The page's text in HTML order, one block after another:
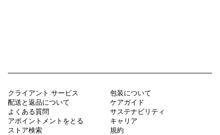
クライアント サービス
配送と返品について
よくある質問
アポイントメントをとる
ストア検索
包装について
ケアガイド
サステナビリティ
キャリア
規約